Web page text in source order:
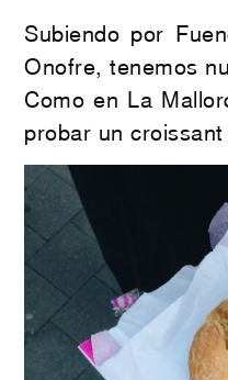
Subiendo por
Onofre, tenemos
Como en La
probar un croissant